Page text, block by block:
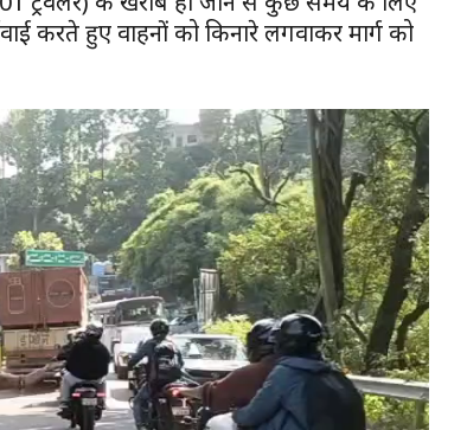
करते हुए वाहनों को किनारे लगवाकर मार्ग को